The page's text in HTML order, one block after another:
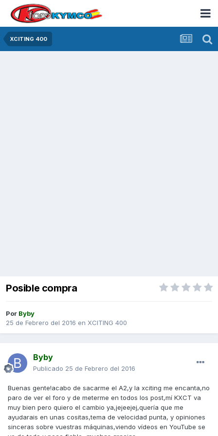
XCITING 400
Posible compra
Por Byby
25 de Febrero del 2016 en XCITING 400
Byby
Publicado 25 de Febrero del 2016
Buenas gente!acabo de sacarme el A2,y la xciting me encanta,no
paro de ver el foro y de meterme en todos los post,mí KXCT va
muy bien pero quiero el cambio ya,jejeejej,quería que me
ayudarais en unas cositas,tema de velocidad punta, y opiniones
sinceras sobre vuestras máquinas,viendo vídeos en YouTube se